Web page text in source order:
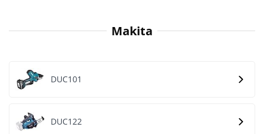
Makita
DUC101
DUC122